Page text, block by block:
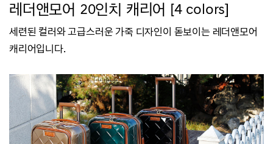
레더앤모어 20인치 캐리어 [4 colors]
세련된 컬러와 고급스러운 가죽 디자인이 돋보이는 레더앤모어
캐리어입니다.